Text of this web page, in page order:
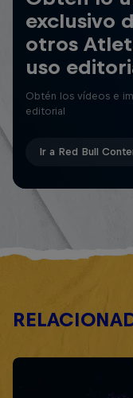
exclusivo
otros
uso
Obtén los vídeos e
editorial
Ir a Red Bull